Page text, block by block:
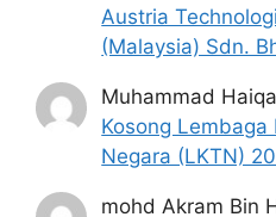
Austria
(Malaysia) Sdn.
Muhammad
Kosong Lembaga
Negara (LKTN)
mohd Akram Bin